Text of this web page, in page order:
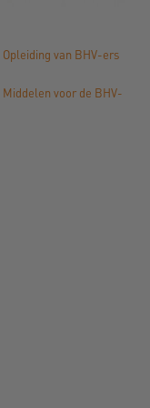
Opleiding van BHV-ers
Middelen voor de BHV-